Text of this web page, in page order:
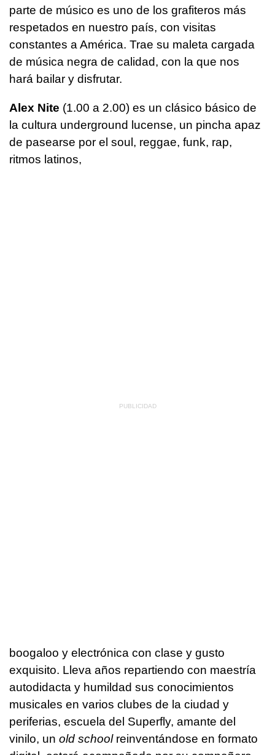
parte de músico es uno de los grafiteros más
respetados en nuestro país, con visitas
constantes a América. Trae su maleta cargada
de música negra de calidad, con la que nos
hará bailar y disfrutar.
Alex Nite (1.00 a 2.00) es un clásico básico de
la cultura underground lucense, un pincha apaz
de pasearse por el soul, reggae, funk, rap,
ritmos latinos,
boogaloo y electrónica con clase y gusto
exquisito. Lleva años repartiendo con maestría
autodidacta y humildad sus conocimientos
musicales en varios clubes de la ciudad y
periferias, escuela del Superfly, amante del
vinilo, un old schoolreinventándose en formato